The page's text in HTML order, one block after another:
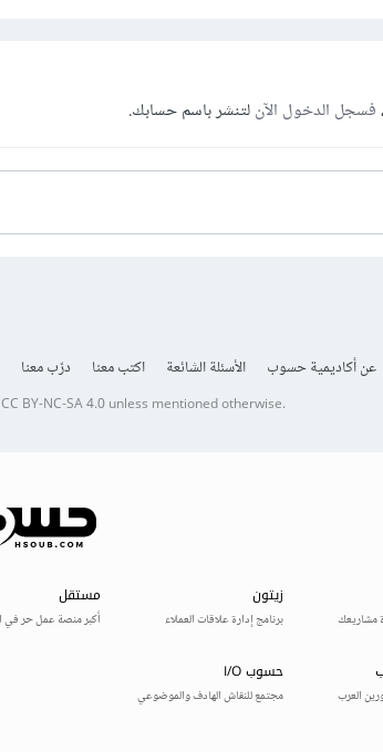
فسجل الدخول الآنلتنشر باسم حسابك.
عن أكاديمية حسوب الأسئلة الشائعة اكتب معنا درّب معنا
CC BY-NC-SA 4.0unless mentioned otherwise.